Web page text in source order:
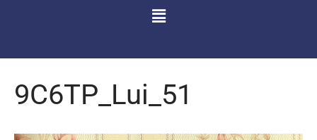
9C6TP_Lui_51